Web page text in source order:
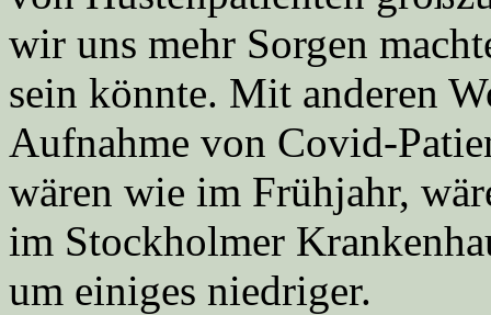
wir uns mehr Sorgen
sein könnte. Mit anderen
Aufnahme von Covid-
wären wie im Frühjahr,
im Stockholmer
um einiges niedriger.